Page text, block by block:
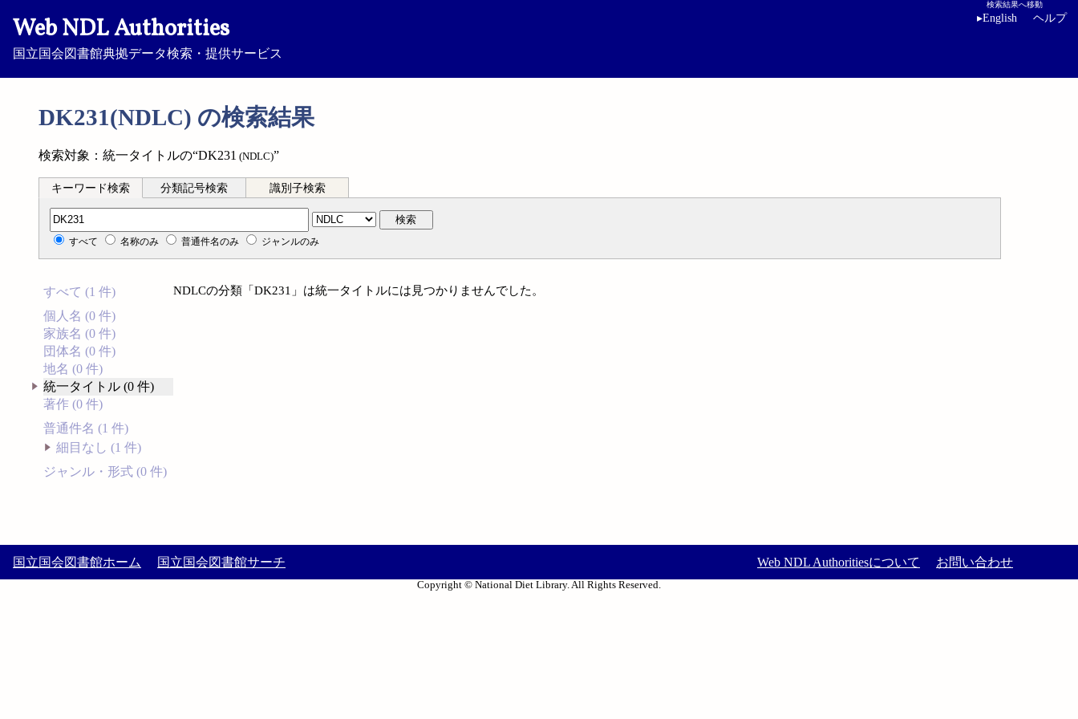
Web NDL Authorities
国立国会図書館典拠データ検索・提供サービス
検索結果へ移動
▸English ヘルプ
DK231(NDLC) の検索結果
検索対象：統一タイトルの“DK231 (NDLC)”
キーワード検索 分類記号検索 識別子検索
分類記号検索 検索
すべて 名称のみ 普通件名のみ ジャンルのみ
すべて (1 件)
個人名 (0 件)
家族名 (0 件)
団体名 (0 件)
地名 (0 件)
統一タイトル (0 件)
著作 (0 件)
普通件名 (1 件)
細目なし (1 件)
ジャンル・形式 (0 件)
NDLCの分類「DK231」は統一タイトルには見つかりませんでした。
国立国会図書館ホーム 国立国会図書館サーチ Web NDL Authoritiesについて お問い合わせ
Copyright © National Diet Library. All Rights Reserved.